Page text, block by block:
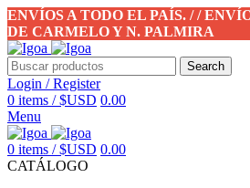
ENVÍOS A TODO EL PAÍS. / /
DE CARMELO Y N. PALMIRA
Search
Login / Register
0 items / $USD 0.00
Menu
0 items / $USD 0.00
CATÁLOGO